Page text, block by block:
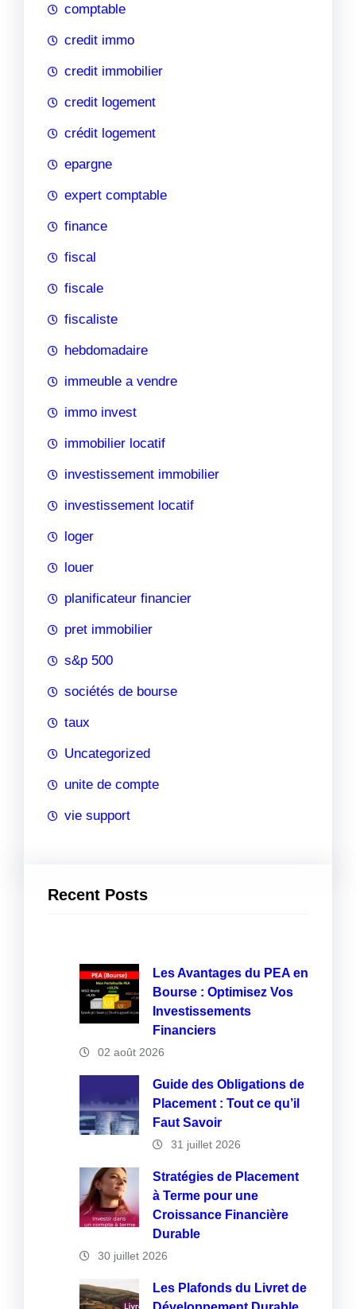
comptable
credit immo
credit immobilier
credit logement
crédit logement
epargne
expert comptable
finance
fiscal
fiscale
fiscaliste
hebdomadaire
immeuble a vendre
immo invest
immobilier locatif
investissement immobilier
investissement locatif
loger
louer
planificateur financier
pret immobilier
s&p 500
sociétés de bourse
taux
Uncategorized
unite de compte
vie support
Recent Posts
Les Avantages du PEA en
Bourse : Optimisez Vos
Investissements
Financiers
02 août 2026
Guide des Obligations de
Placement : Tout ce qu’il
Faut Savoir
31 juillet 2026
Stratégies de Placement
à Terme pour une
Croissance Financière
Durable
30 juillet 2026
Les Plafonds du Livret de